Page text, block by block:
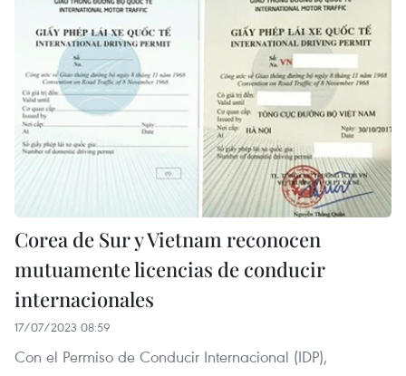
Corea de Sur y Vietnam reconocen
mutuamente licencias de conducir
internacionales
17/07/2023 08:59
Con el Permiso de Conducir Internacional (IDP),